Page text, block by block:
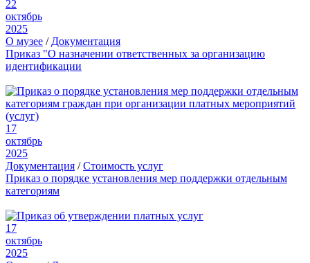
22
октябрь
2025
О музее / Документация
Приказ "О назначении ответственных за организацию
идентификации
17
октябрь
2025
Документация /Стоимость услуг
Приказ о порядке установления мер поддержки отдельным
категориям
17
октябрь
2025